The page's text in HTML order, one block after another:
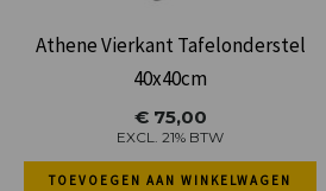
Athene Vierkant Tafelonderstel
40x40cm
€75,00
EXCL. 21% BTW
TOEVOEGEN AAN WINKELWAGEN